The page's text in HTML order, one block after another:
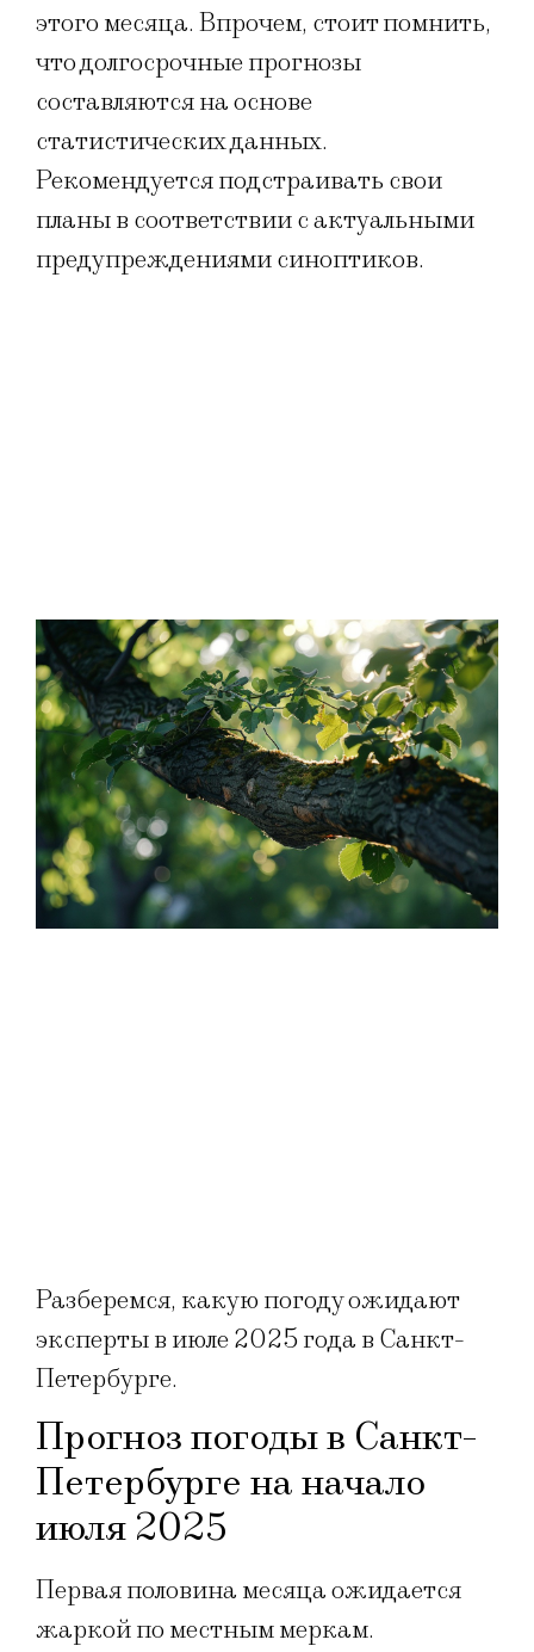
этого месяца. Впрочем, стоит помнить,
что долгосрочные прогнозы
составляются на основе
статистических данных.
Рекомендуется подстраивать свои
планы в соответствии с актуальными
предупреждениями синоптиков.
Разберемся, какую погоду ожидают
эксперты в июле 2025 года в Санкт-
Петербурге.
Прогноз погоды в Санкт-
Петербурге на начало
июля 2025
Первая половина месяца ожидается
жаркой по местным меркам.